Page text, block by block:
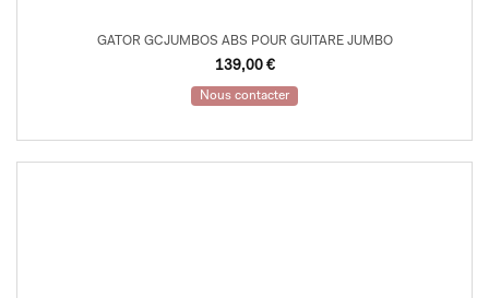
GATOR GCJUMBOS ABS POUR GUITARE JUMBO
139,00 €
Nous contacter